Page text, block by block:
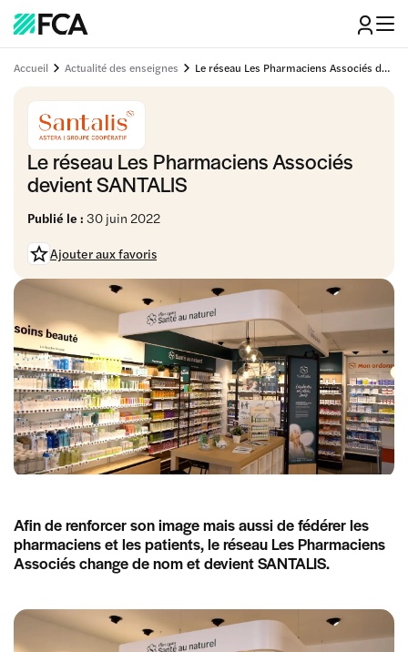
Accueil Actualité des enseignes Le réseau Les Pharmaciens Associés devient SANTALIS
Le réseau Les Pharmaciens Associés
devient SANTALIS
Publié le : 30 juin 2022
Ajouter aux favoris
Afin de renforcer son image mais aussi de fédérer les
pharmaciens et les patients, le réseau Les Pharmaciens
Associés change de nom et devient SANTALIS.